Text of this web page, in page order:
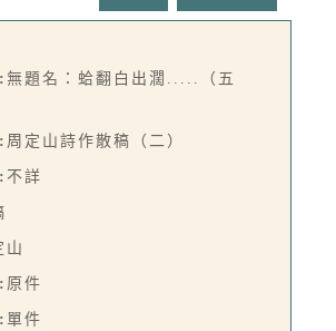
無題名：蛤翻白出濶.....（五
周定山詩作散稿（二）
不詳
山
原件
單件